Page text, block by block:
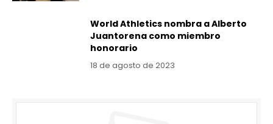
World Athletics nombra a Alberto
Juantorena como miembro
honorario
18 de agosto de 2023